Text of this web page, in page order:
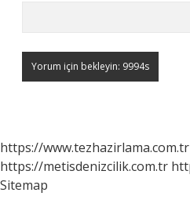
https://www.tezhazirlama.com.tr
https://metisdenizcilik.com.tr
Sitemap